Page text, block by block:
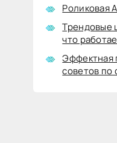
УКАЗАТЕЛЬ
НАПРАВЛЕНИЕ
Роликовая
Трендовые
что
Эффектная
советов по